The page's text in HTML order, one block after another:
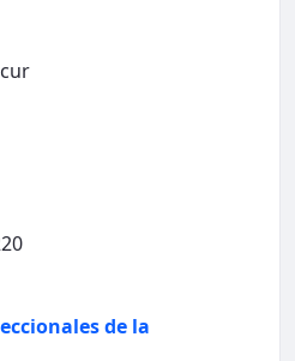
de la